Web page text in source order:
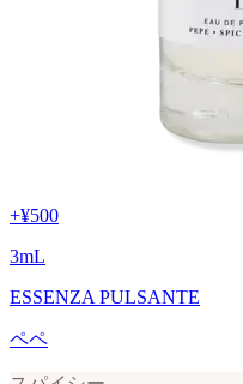
+¥500
3mL
ESSENZA PULSANTE
ペペ